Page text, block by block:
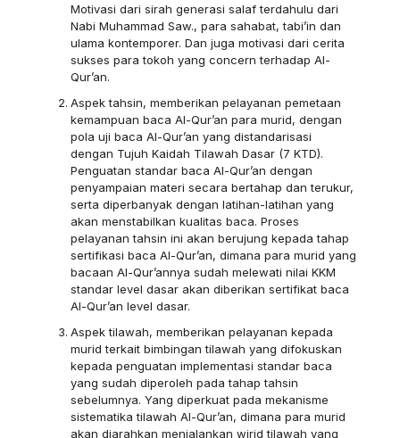
Motivasi dari sirah generasi salaf terdahulu dari
Nabi Muhammad Saw., para sahabat, tabi’in dan
ulama kontemporer. Dan juga motivasi dari cerita
sukses para tokoh yang concern terhadap Al-
Qur’an.
Aspek tahsin, memberikan pelayanan pemetaan
kemampuan baca Al-Qur’an para murid, dengan
pola uji baca Al-Qur’an yang distandarisasi
dengan Tujuh Kaidah Tilawah Dasar (7 KTD).
Penguatan standar baca Al-Qur’an dengan
penyampaian materi secara bertahap dan terukur,
serta diperbanyak dengan latihan-latihan yang
akan menstabilkan kualitas baca. Proses
pelayanan tahsin ini akan berujung kepada tahap
sertifikasi baca Al-Qur’an, dimana para murid yang
bacaan Al-Qur’annya sudah melewati nilai KKM
standar level dasar akan diberikan sertifikat baca
Al-Qur’an level dasar.
Aspek tilawah, memberikan pelayanan kepada
murid terkait bimbingan tilawah yang difokuskan
kepada penguatan implementasi standar baca
yang sudah diperoleh pada tahap tahsin
sebelumnya. Yang diperkuat pada mekanisme
sistematika tilawah Al-Qur’an, dimana para murid
akan diarahkan menjalankan wirid tilawah yang